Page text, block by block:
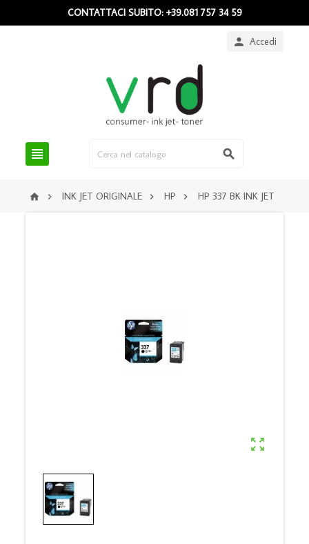
CONTATTACI SUBITO: +39.081 757 34 59
 Accedi
 
  INK JET ORIGINALE  HP  HP 337 BK INK JET
